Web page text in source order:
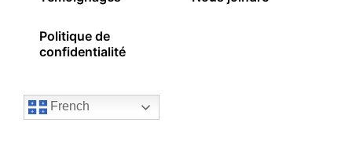
Politique de
confidentialité
French